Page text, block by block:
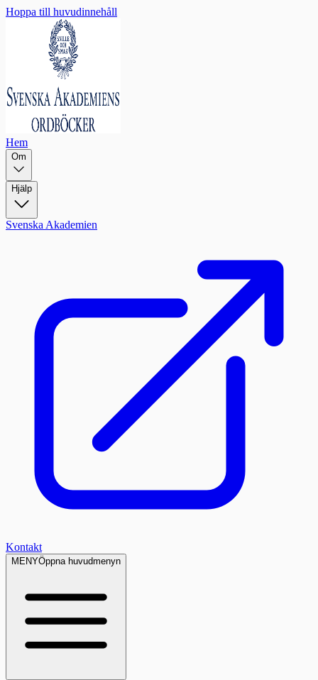
Hoppa till huvudinnehåll
Hem
Om
Hjälp
Svenska Akademien
Kontakt
MENYÖppna huvudmenyn